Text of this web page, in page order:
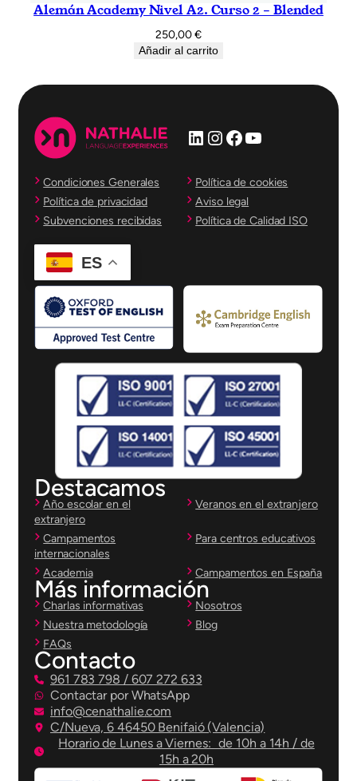
Alemán Academy Nivel A2. Curso 2 – Blended
250,00€
Añadir al carrito
LinkedIn
Instagram
Facebook
YouTube
Condiciones Generales
Política de cookies
Política de privacidad
Aviso legal
Subvenciones recibidas
Política de Calidad ISO
ES
Destacamos
Año escolar en el
extranjero
Veranos en el extranjero
Campamentos
internacionales
Para centros educativos
Academia Campamentos en España
Más información
Charlas informativas
Nosotros
Nuestra metodología
Blog
FAQs
Contacto
961 783 798 / 607 272 633
Contactar por WhatsApp
info@cenathalie.com
C/Nueva, 6 46450 Benifaió (Valencia)
Horario de Lunes a Viernes: de 10h a 14h / de
15h a 20h